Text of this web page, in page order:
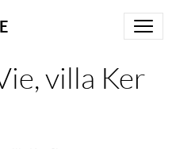
villa Ker